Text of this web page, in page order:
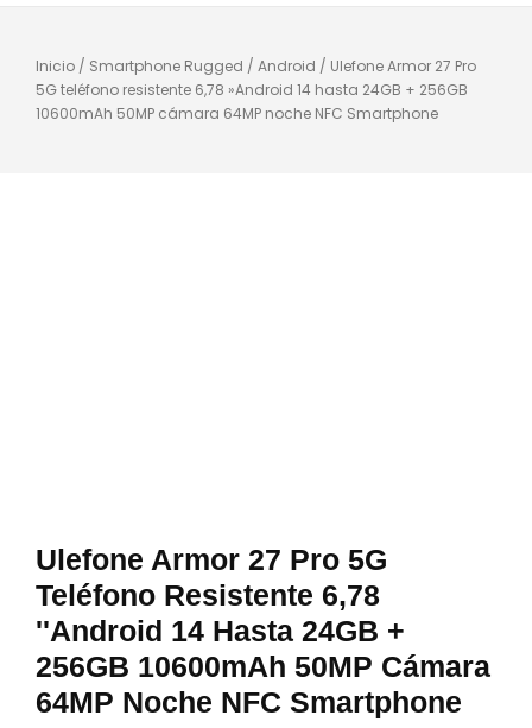
Inicio / Smartphone Rugged / Android / Ulefone Armor 27 Pro
5G teléfono resistente 6,78 »Android 14 hasta 24GB + 256GB
10600mAh 50MP cámara 64MP noche NFC Smartphone
Ulefone Armor 27 Pro 5G
Teléfono Resistente 6,78
''Android 14 Hasta 24GB +
256GB 10600mAh 50MP Cámara
64MP Noche NFC Smartphone